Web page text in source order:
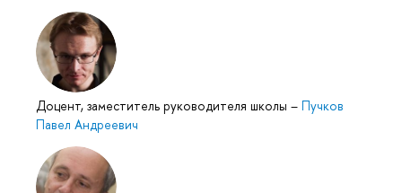
Доцент, заместитель руководителя школы – Пучков
Павел Андреевич